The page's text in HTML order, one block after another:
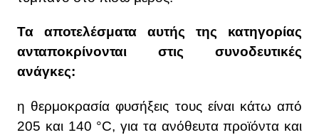
Τα αποτελέσματα αυτής της κατηγορίας
ανταποκρίνονται στις συνοδευτικές
ανάγκες:
η θερμοκρασία φυσήξεις τους είναι κάτω από
205 και 140 °C, για τα ανόθευτα προϊόντα και